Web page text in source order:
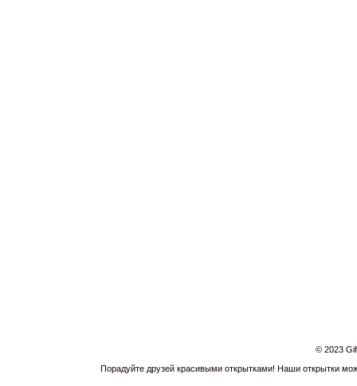
© 2023
Порадуйте друзей красивыми открытками! Наши открытки